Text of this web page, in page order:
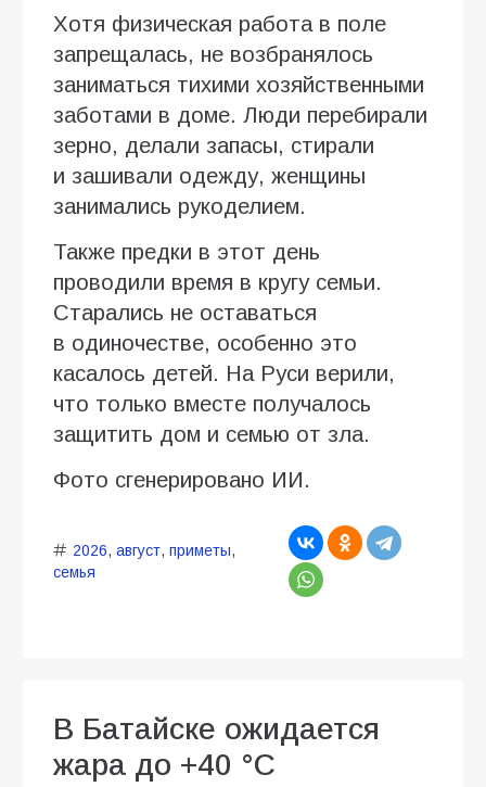
Хотя физическая работа в поле
запрещалась, не возбранялось
заниматься тихими хозяйственными
заботами в доме. Люди перебирали
зерно, делали запасы, стирали
и зашивали одежду, женщины
занимались рукоделием.
Также предки в этот день
проводили время в кругу семьи.
Старались не оставаться
в одиночестве, особенно это
касалось детей. На Руси верили,
что только вместе получалось
защитить дом и семью от зла.
Фото сгенерировано ИИ.
2026, август, приметы,
семья
В Батайске ожидается
жара до +40 °C